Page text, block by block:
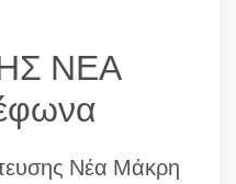
ΝΕΑ
Νέα Μάκρη